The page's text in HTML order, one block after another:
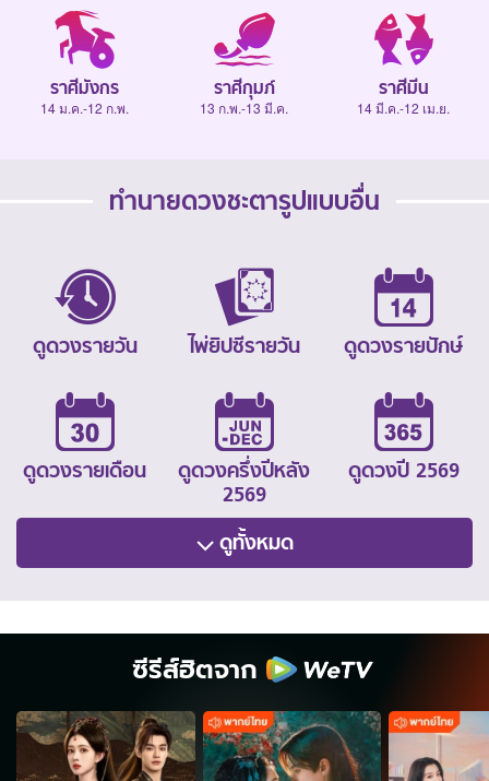
ราศีมังกร
14 ม.ค.-12 ก.พ.
ราศีกุมภ์
13 ก.พ.-13 มี.ค.
ราศีมีน
14 มี.ค.-12 เม.ย.
ทำนายดวงชะตารูปแบบอื่น
ดูดวงรายวัน ไพ่ยิปซีรายวัน ดูดวงรายปักษ์
ดูดวงรายเดือน
ดูดวงครึ่งปีหลัง
2569
ดูดวงปี 2569
ดูทั้งหมด
ซีรีส์ฮิตจาก